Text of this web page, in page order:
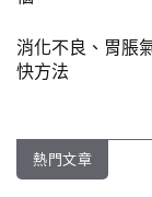
消化不良、胃脹
快方法
熱門文章